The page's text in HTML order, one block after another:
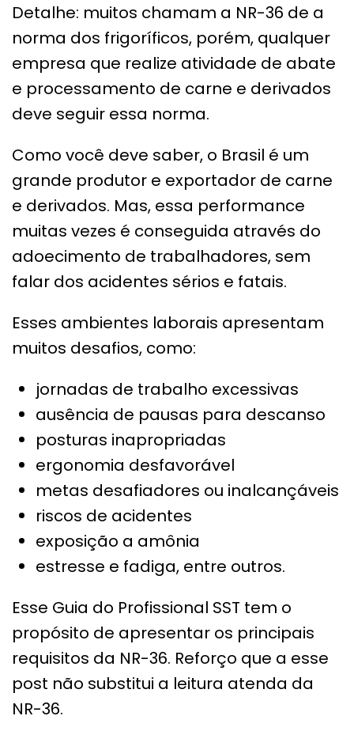
Detalhe: muitos chamam a NR-36 de a
norma dos frigoríficos, porém, qualquer
empresa que realize atividade de abate
e processamento de carne e derivados
deve seguir essa norma.
Como você deve saber, o Brasil é um
grande produtor e exportador de carne
e derivados. Mas, essa performance
muitas vezes é conseguida através do
adoecimento de trabalhadores, sem
falar dos acidentes sérios e fatais.
Esses ambientes laborais apresentam
muitos desafios, como:
jornadas de trabalho excessivas
ausência de pausas para descanso
posturas inapropriadas
ergonomia desfavorável
metas desafiadores ou inalcançáveis
riscos de acidentes
exposição a amônia
estresse e fadiga, entre outros.
Esse Guia do Profissional SST tem o
propósito de apresentar os principais
requisitos da NR-36. Reforço que a esse
post não substitui a leitura atenda da
NR-36.